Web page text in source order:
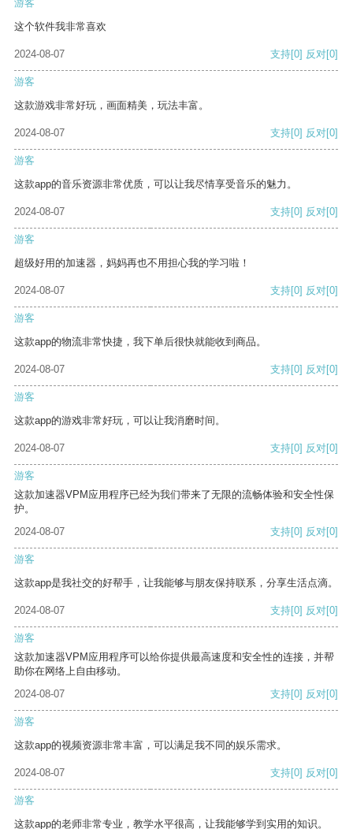
游客
这个软件我非常喜欢
2024-08-07 支持[0] 反对[0]
游客
这款游戏非常好玩，画面精美，玩法丰富。
2024-08-07 支持[0] 反对[0]
游客
这款app的音乐资源非常优质，可以让我尽情享受音乐的魅力。
2024-08-07 支持[0] 反对[0]
游客
超级好用的加速器，妈妈再也不用担心我的学习啦！
2024-08-07 支持[0] 反对[0]
游客
这款app的物流非常快捷，我下单后很快就能收到商品。
2024-08-07 支持[0] 反对[0]
游客
这款app的游戏非常好玩，可以让我消磨时间。
2024-08-07 支持[0] 反对[0]
游客
这款加速器VPM应用程序已经为我们带来了无限的流畅体验和安全性保
护。
2024-08-07
支持[0] 反对[0]
游客
这款app是我社交的好帮手，让我能够与朋友保持联系，分享生活点滴。
2024-08-07 支持[0] 反对[0]
游客
这款加速器VPM应用程序可以给你提供最高速度和安全性的连接，并帮
助你在网络上自由移动。
2024-08-07
支持[0] 反对[0]
游客
这款app的视频资源非常丰富，可以满足我不同的娱乐需求。
2024-08-07 支持[0] 反对[0]
游客
这款app的老师非常专业，教学水平很高，让我能够学到实用的知识。